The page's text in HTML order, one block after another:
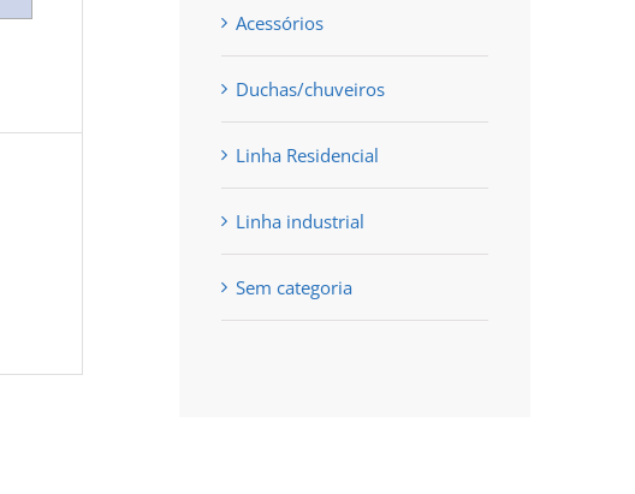
Acessórios
Duchas/chuveiros
Linha Residencial
Linha industrial
Sem categoria